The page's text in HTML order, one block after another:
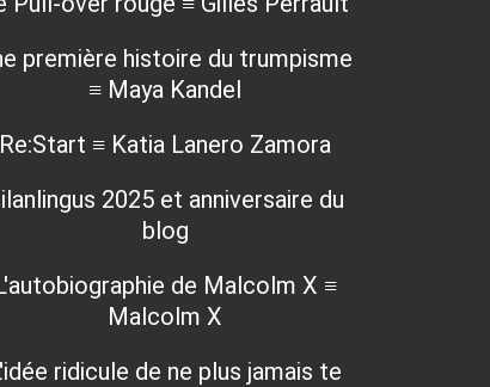
première histoire du trumpisme
≡ Maya Kandel
Re:Start ≡ Katia Lanero Zamora
2025 et anniversaire du
blog
de Malcolm X ≡
Malcolm X
ridicule de ne plus jamais te